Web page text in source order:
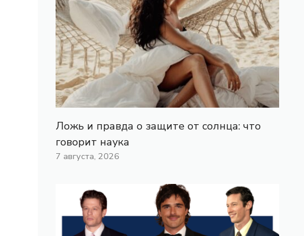
Ложь и правда о защите от солнца: что
говорит наука
7 августа, 2026